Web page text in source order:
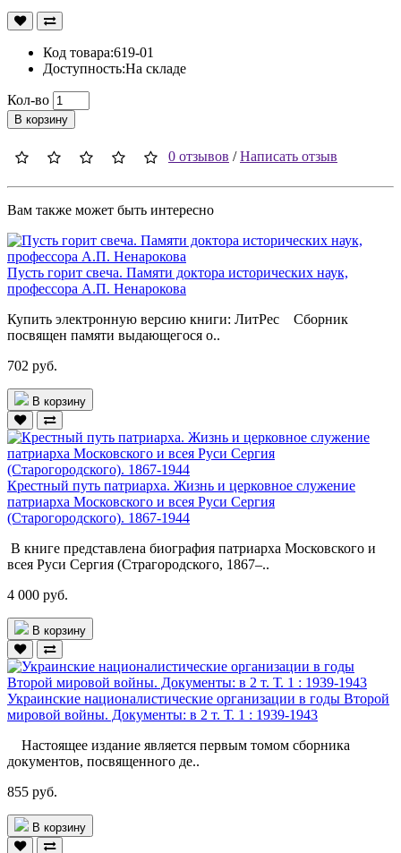
Код товара:619-01
Доступность:На складе
Кол-во
В корзину
0 отзывов /Написать отзыв
Вам также может быть интересно
Пусть горит свеча. Памяти доктора исторических наук,
профессора А.П. Ненарокова
Купить электронную версию книги: ЛитРес Сборник
посвящен памяти выдающегося о..
702 руб.
В корзину
Крестный путь патриарха. Жизнь и церковное служение
патриарха Московского и всея Руси Сергия
(Старогородского). 1867-1944
В книге представлена биография патриарха Московского и
всея Руси Сергия (Страгородского, 1867–..
4 000 руб.
В корзину
Украинские националистические организации в годы Второй
мировой войны. Документы: в 2 т. Т. 1 : 1939-1943
Настоящее издание является первым томом сборника
документов, посвященного де..
855 руб.
В корзину